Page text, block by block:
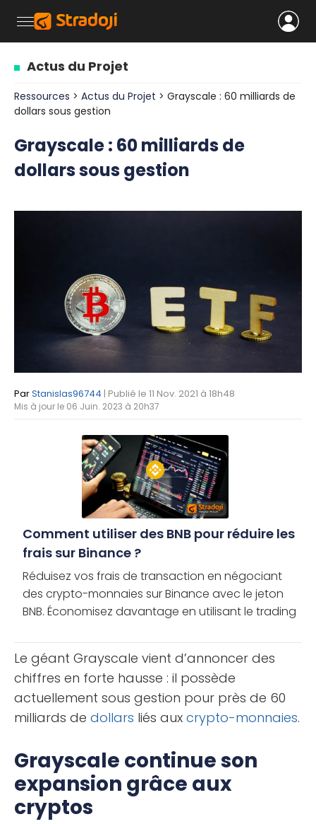
Actus du Projet
Ressources > Actus du Projet > Grayscale : 60 milliards de
dollars sous gestion
Grayscale : 60 milliards de
dollars sous gestion
ParStanislas96744 | Publié le 11 Nov. 2021 à 18h48
Mis à jour le 06 Juin. 2023 à 20h37
Comment utiliser des BNB pour réduire les
frais sur Binance ?
Réduisez vos frais de transaction en négociant
des crypto-monnaies sur Binance avec le jeton
BNB. Économisez davantage en utilisant le trading
Le géant Grayscale vient d’annoncer des
chiffres en forte hausse : il possède
actuellement sous gestion pour près de 60
milliards de dollars liés aux crypto-monnaies.
Grayscale continue son
expansion grâce aux
cryptos